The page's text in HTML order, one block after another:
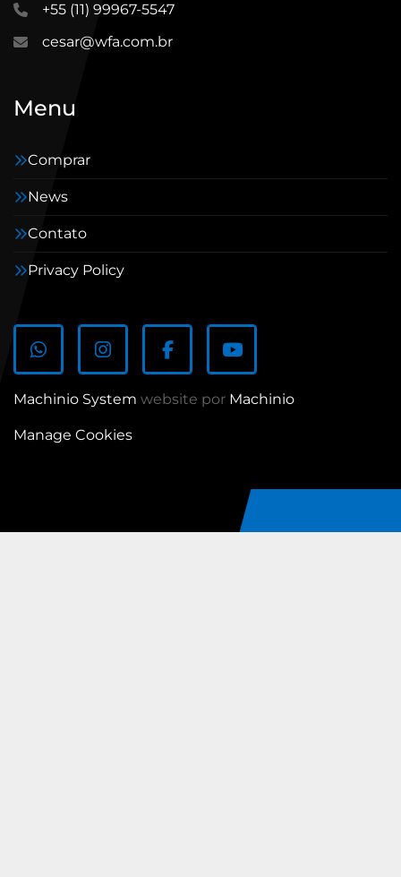
+55 (11) 99967-5547
cesar@wfa.com.br
Menu
Comprar
News
Contato
Privacy Policy
whatsappinstagramfacebookyoutube
Machinio System website por Machinio
Manage Cookies